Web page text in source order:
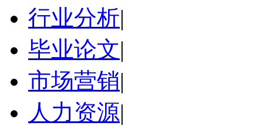
行业分析|
毕业论文|
市场营销|
人力资源|